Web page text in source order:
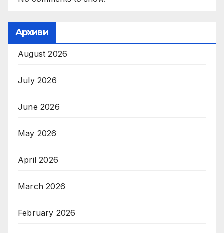
Архиви
August 2026
July 2026
June 2026
May 2026
April 2026
March 2026
February 2026